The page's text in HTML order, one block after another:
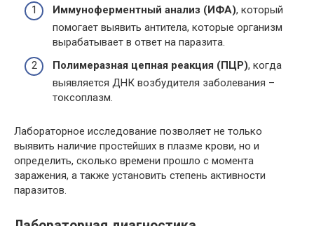
Иммуноферментный анализ (ИФА), который
помогает выявить антитела, которые организм
вырабатывает в ответ на паразита.
Полимеразная цепная реакция (ПЦР), когда
выявляется ДНК возбудителя заболевания –
токсоплазм.
Лабораторное исследование позволяет не только
выявить наличие простейших в плазме крови, но и
определить, сколько времени прошло с момента
заражения, а также установить степень активности
паразитов.